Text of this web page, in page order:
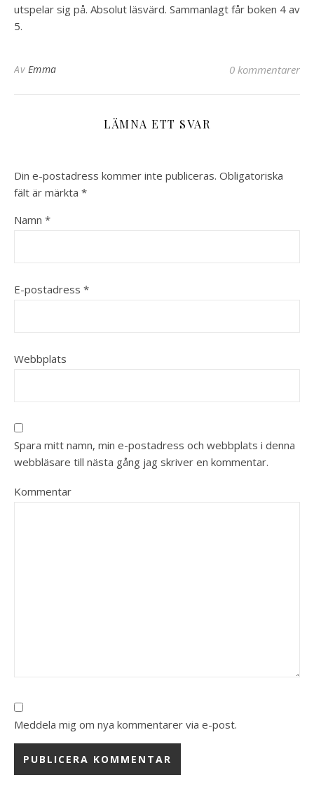
utspelar sig på. Absolut läsvärd. Sammanlagt får boken 4 av
5.
Av Emma 0 kommentarer
LÄMNA ETT SVAR
Din e-postadress kommer inte publiceras. Obligatoriska
fält är märkta *
Namn *
E-postadress *
Webbplats
Spara mitt namn, min e-postadress och webbplats i denna
webbläsare till nästa gång jag skriver en kommentar.
Kommentar
Meddela mig om nya kommentarer via e-post.